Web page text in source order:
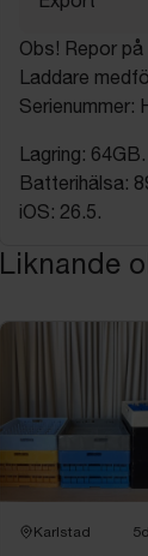
Obs! Repor
Laddare
Serienummer:
Lagring: 64GB.
Batterihälsa:
iOS: 26.5.
Liknande
Karlstad